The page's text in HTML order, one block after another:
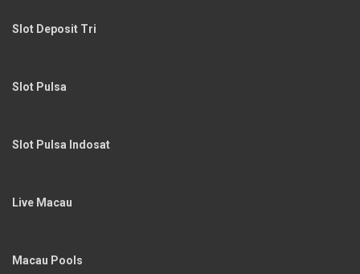
Slot Deposit Tri
Slot Pulsa
Slot Pulsa Indosat
Live Macau
Macau Pools